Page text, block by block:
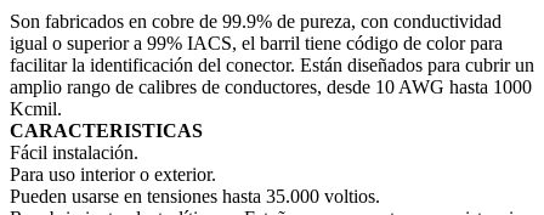
Son fabricados en cobre de 99.9% de pureza, con conductividad
igual o superior a 99% IACS, el barril tiene código de color para
facilitar la identificación del conector. Están diseñados para cubrir un
amplio rango de calibres de conductores, desde 10 AWG hasta 1000
Kcmil.
CARACTERISTICAS
Fácil instalación.
Para uso interior o exterior.
Pueden usarse en tensiones hasta 35.000 voltios.